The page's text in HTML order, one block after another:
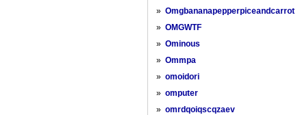
» Omgbananapepperpiceandcarrot
» OMGWTF
» Ominous
» Ommpa
» omoidori
» omputer
» omrdqoiqscqzaev